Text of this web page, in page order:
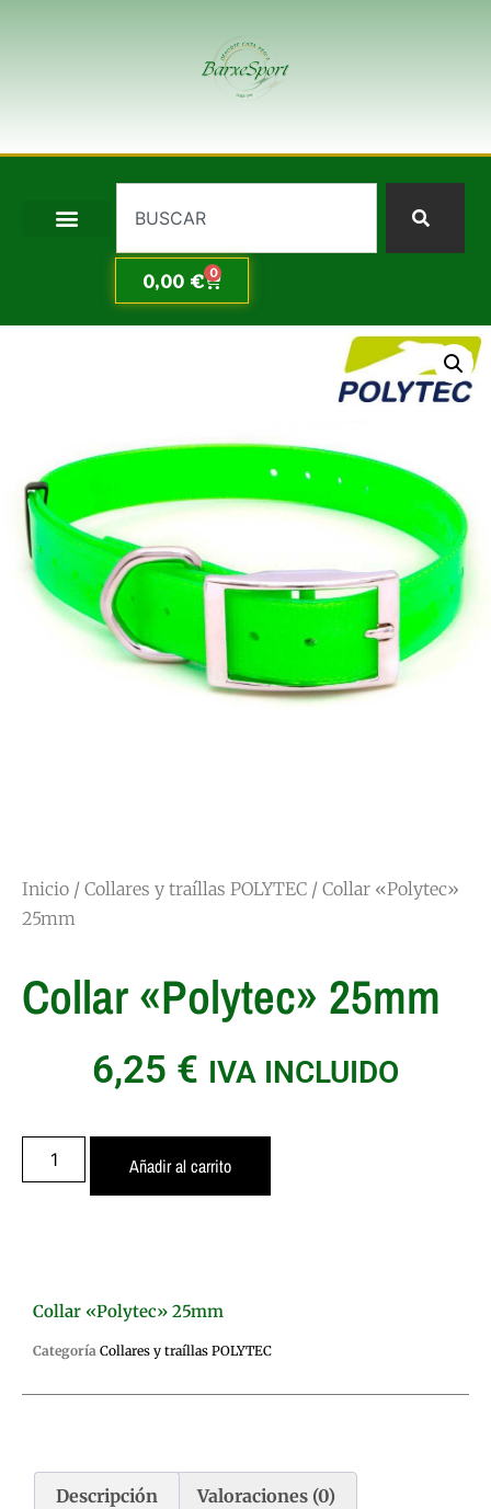
0,00€ 0
Inicio / Collares y traíllas POLYTEC / Collar «Polytec»
25mm
Collar «Polytec» 25mm
6,25 € IVA INCLUIDO
Añadir al carrito
Collar «Polytec» 25mm
Categoría Collares y traíllas POLYTEC
Descripción Valoraciones (0)